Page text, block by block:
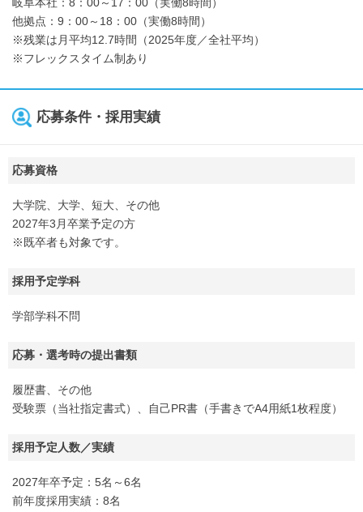
他拠点：9：00～18：00（実働8時間）
※残業は月平均12.7時間（2025年度／全社平均）
※フレックスタイム制あり
応募条件・採用実績
応募資格
大学院、大学、短大、その他
2027年3月卒業予定の方
※既卒者も対象です。
採用予定学科
学部学科不問
応募・選考時の提出書類
履歴書、その他
受験票（当社指定書式）、自己PR書（手書きでA4用紙1枚程度）
採用予定人数／実績
2027年卒予定：5名～6名
前年度採用実績：8名